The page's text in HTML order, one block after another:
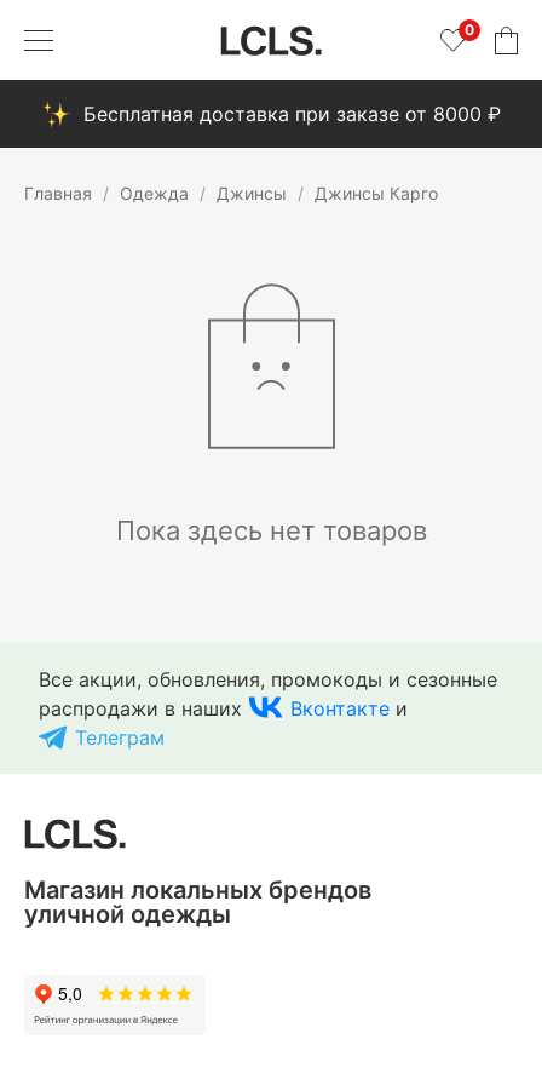
0
Бесплатная доставка при заказе от 8000 ₽
Главная Одежда Джинсы Джинсы Карго
Пока здесь нет товаров
Все акции, обновления, промокоды и сезонные
распродажи в наших
Вконтакте и
Телеграм
Магазин локальных брендов
уличной одежды